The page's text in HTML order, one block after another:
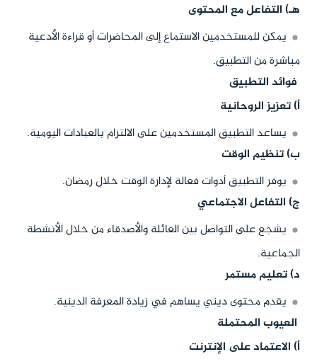
هـ) التفاعل مع المحتوى
يمكن للمستخدمين الاستماع إلى المحاضرات أو قراءة الأدعية
مباشرة من التطبيق.
فوائد التطبيق
أ) تعزيز الروحانية
يساعد التطبيق المستخدمين على الالتزام بالعبادات اليومية.
ب) تنظيم الوقت
يوفر التطبيق أدوات فعالة لإدارة الوقت خلال رمضان.
ج) التفاعل الاجتماعي
يشجع على التواصل بين العائلة والأصدقاء من خلال الأنشطة
الجماعية.
د) تعليم مستمر
يقدم محتوى ديني يساهم في زيادة المعرفة الدينية.
العيوب المحتملة
أ) الاعتماد على الإنترنت